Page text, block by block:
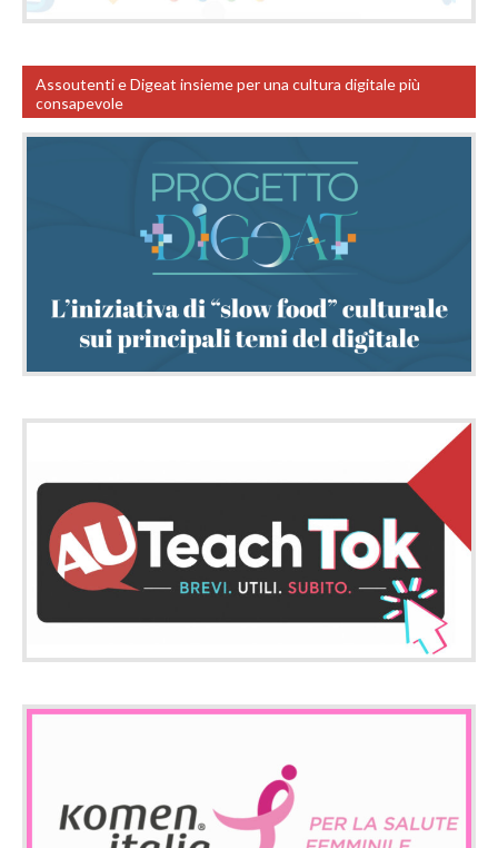
Assoutenti e Digeat insieme per una cultura digitale più
consapevole